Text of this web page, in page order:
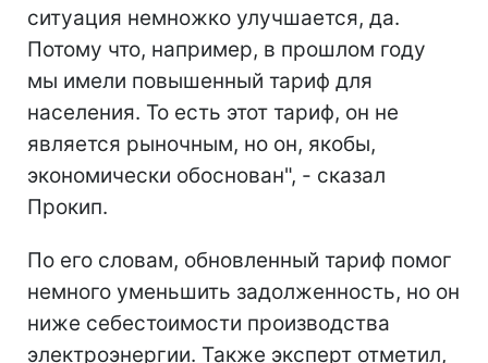
ситуация немножко улучшается, да.
Потому что, например, в прошлом году
мы имели повышенный тариф для
населения. То есть этот тариф, он не
является рыночным, но он, якобы,
экономически обоснован", - сказал
Прокип.
По его словам, обновленный тариф помог
немного уменьшить задолженность, но он
ниже себестоимости производства
электроэнергии. Также эксперт отметил,